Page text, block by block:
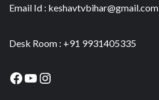
Email Id : keshavtvbihar@gmail.com
Desk Room : +91 9931405335
Facebook
YouTube
Instagram